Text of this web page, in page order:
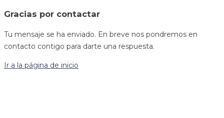
Gracias por contactar
Tu mensaje se ha enviado. En breve nos pondremos en
contacto contigo para darte una respuesta.
Ir a la página de inicio